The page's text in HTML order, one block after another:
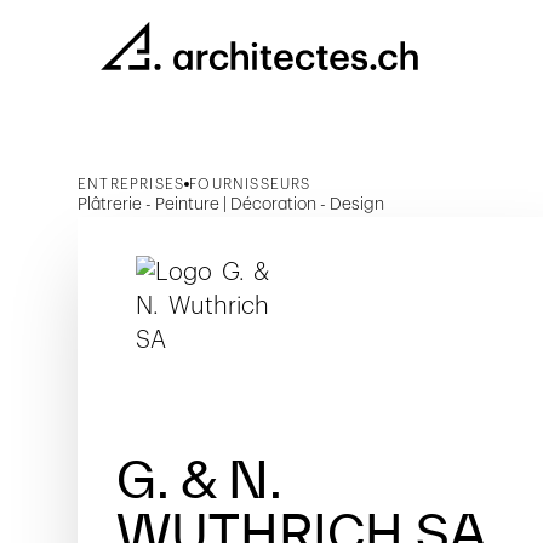
ENTREPRISES FOURNISSEURS
Plâtrerie - Peinture | Décoration - Design
G. & N.